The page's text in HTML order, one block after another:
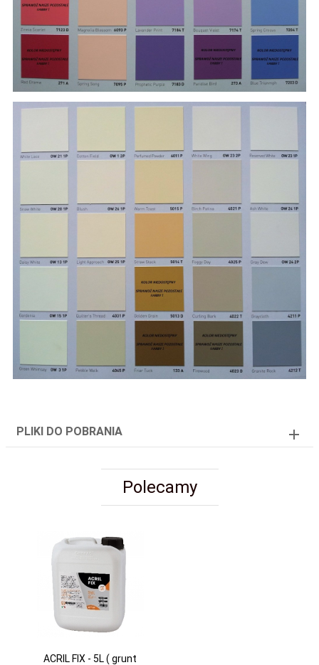
PLIKI DO POBRANIA
Polecamy
ACRIL FIX - 5L ( grunt